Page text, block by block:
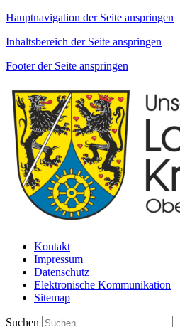
Hauptnavigation der Seite anspringen
Inhaltsbereich der Seite anspringen
Footer der Seite anspringen
Kontakt
Impressum
Datenschutz
Elektronische Kommunikation
Sitemap
Suchen